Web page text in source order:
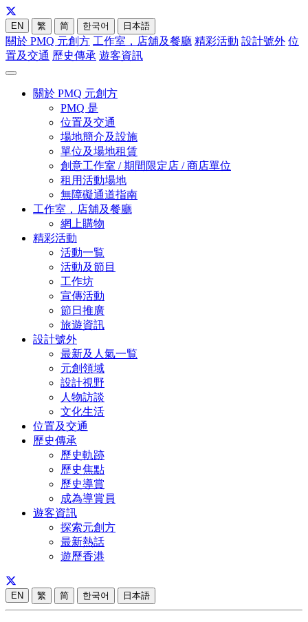
EN 繁 简 한국어 日本語
關於 PMQ 元創方 工作室，店舖及餐廳 精彩活動 設計號外 位
置及交通 歷史傳承 遊客資訊
關於 PMQ 元創方
PMQ 是
位置及交通
場地簡介及設施
單位及場地租賃
創意工作室 / 期間限定店 / 商店單位
租用活動場地
無障礙通道指南
工作室，店舖及餐廳
網上購物
精彩活動
活動一覧
活動及節目
工作坊
宣傳活動
節日推廣
旅遊資訊
設計號外
最新及人氣一覧
元創領域
設計視野
人物訪談
文化生活
位置及交通
歷史傳承
歷史軌跡
歷史焦點
歷史導賞
成為導賞員
遊客資訊
探索元創方
最新熱話
遊歷香港
EN 繁 简 한국어 日本語